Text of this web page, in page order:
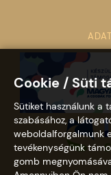
Cookie / Süti
Sütiket használunk a
szabásához, a
weboldalforgalmunk
tevékenységünk
gomb